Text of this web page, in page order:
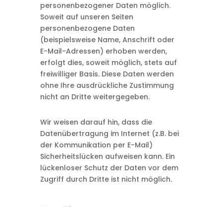
personenbezogener Daten möglich.
Soweit auf unseren Seiten
personenbezogene Daten
(beispielsweise Name, Anschrift oder
E-Mail-Adressen) erhoben werden,
erfolgt dies, soweit möglich, stets auf
freiwilliger Basis. Diese Daten werden
ohne Ihre ausdrückliche Zustimmung
nicht an Dritte weitergegeben.
Wir weisen darauf hin, dass die
Datenübertragung im Internet (z.B. bei
der Kommunikation per E-Mail)
Sicherheitslücken aufweisen kann. Ein
lückenloser Schutz der Daten vor dem
Zugriff durch Dritte ist nicht möglich.